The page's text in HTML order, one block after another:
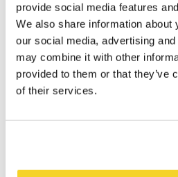
provide social media features
We also share information about
our social media, advertising
may combine it with other
provided to them or that they’ve
of their services.